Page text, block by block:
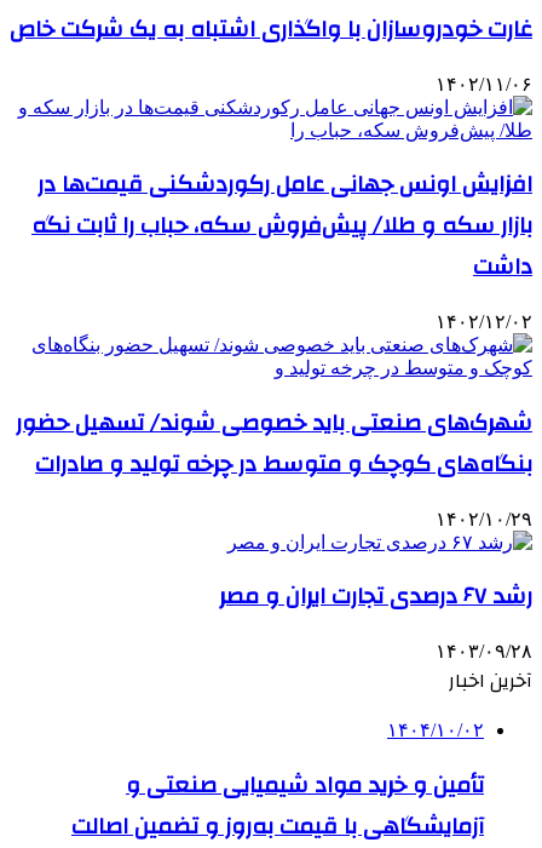
غارت خودروسازان با واگذاری اشتباه به یک شرکت خاص
۱۴۰۲/۱۱/۰۶
افزایش اونس جهانی عامل رکوردشکنی قیمت‌ها در
بازار سکه و طلا/ پیش‌فروش سکه، حباب را ثابت نگه
داشت
۱۴۰۲/۱۲/۰۲
شهرک‌های صنعتی باید خصوصی شوند/ تسهیل حضور
بنگاه‌های کوچک و متوسط در چرخه تولید و صادرات
۱۴۰۲/۱۰/۲۹
رشد ۶۷ درصدی تجارت ایران و مصر
۱۴۰۳/۰۹/۲۸
آخرین اخبار
۱۴۰۴/۱۰/۰۲
تأمین و خرید مواد شیمیایی صنعتی و
آزمایشگاهی با قیمت به‌روز و تضمین اصالت